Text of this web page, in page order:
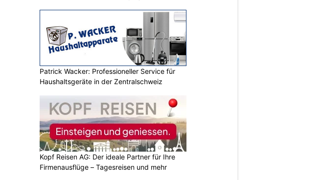
Patrick Wacker: Professioneller Service für
Haushaltsgeräte in der Zentralschweiz
Kopf Reisen AG: Der ideale Partner für Ihre
Firmenausflüge – Tagesreisen und mehr